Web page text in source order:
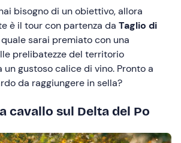
bisogno di un obiettivo, allora
è il tour con partenza da Taglio di
sarai premiato con una
prelibatezze del territorio
gustoso calice di vino. Pronto a
da raggiungere in sella?
cavallo sul Delta del Po